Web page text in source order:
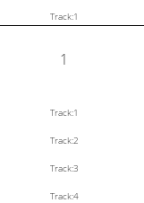
Track:1
1
Track:1
Track:2
Track:3
Track:4